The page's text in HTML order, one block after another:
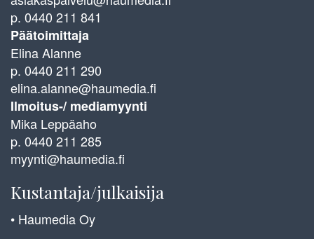
p. 0440 211 841
Päätoimittaja
Elina Alanne
p. 0440 211 290
elina.alanne@haumedia.fi
Ilmoitus-/ mediamyynti
Mika Leppäaho
p. 0440 211 285
myynti@haumedia.fi
Kustantaja/julkaisija
• Haumedia Oy